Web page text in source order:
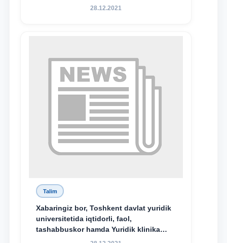
hamda TDYU qoshidagi M.S.Vosiqova
bo‘ldi.
28.12.2021
Talim
Xabaringiz bor, Toshkent davlat yuridik
universitetida iqtidorli, faol,
tashabbuskor hamda Yuridik klinika
faoliyatida o‘z bilim va ko‘nikmalarini